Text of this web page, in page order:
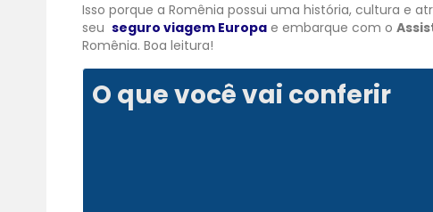
Isso porque a Romênia possui uma história, cultura e
seu seguro viagem Europa e embarque com o
Romênia. Boa leitura!
O que você vai conferir